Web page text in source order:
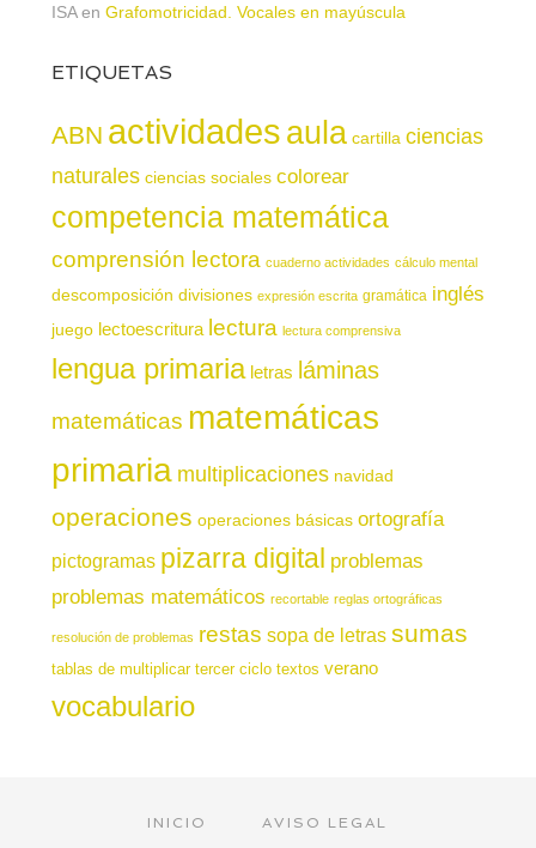
ISAen Grafomotricidad. Vocales en mayúscula
ETIQUETAS
ABN actividadesaula cartilla ciencias
naturales ciencias sociales colorear
competencia matemática
comprensión lectora cuaderno actividades cálculo mental
descomposición divisiones expresión escrita gramática inglés
juego lectoescritura lectura lectura comprensiva
lengua primaria letras láminas
matemáticas matemáticas
primaria multiplicaciones navidad
operaciones operaciones básicas ortografía
pictogramas pizarra digital problemas
problemas matemáticos recortable reglas ortográficas
resolución de problemas restas sopa de letras sumas
tablas de multiplicar tercer ciclo textos verano
vocabulario
INICIO
AVISO LEGAL